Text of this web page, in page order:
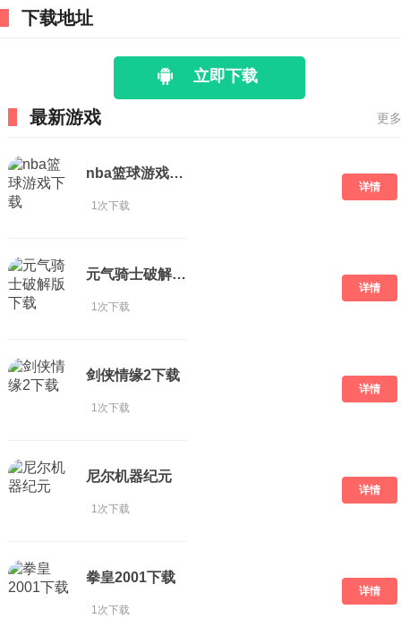
下载地址
立即下载
最新游戏 更
nba篮球游戏下载
1次下载
详情
元气骑士破解版 下载
1次下载
详情
剑侠情缘2下载
1次下载
详情
尼尔机器纪元
1次下载
详情
拳皇2001下载
1次下载
详情